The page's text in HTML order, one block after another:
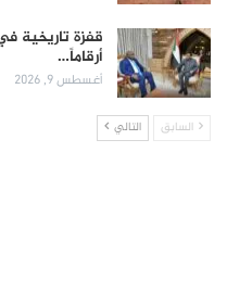
قفزة تاريخية
أرقاماً…
أغسطس 9, 2026
السابق التالي